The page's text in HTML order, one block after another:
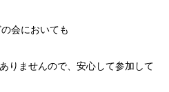
会においても
りませんので、安心して参加して